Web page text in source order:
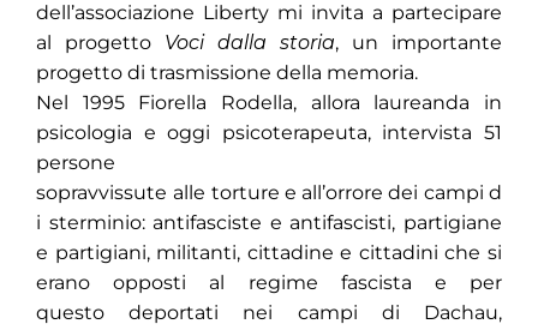
dell’associazione Liberty mi invita a partecipare
al progetto Voci dalla storia, un importante
progetto di trasmissione della memoria.
Nel 1995 Fiorella Rodella, allora laureanda in
psicologia e oggi psicoterapeuta, intervista 51
persone
sopravvissute alle torture e all’orrore dei campi d
i sterminio: antifasciste e antifascisti, partigiane
e partigiani, militanti, cittadine e cittadini che si
erano opposti al regime fascista e per
questo deportati nei campi di Dachau,